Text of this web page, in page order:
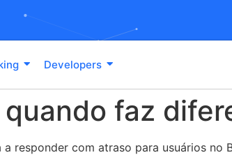
Developers
faz
responder com atraso para usuários no